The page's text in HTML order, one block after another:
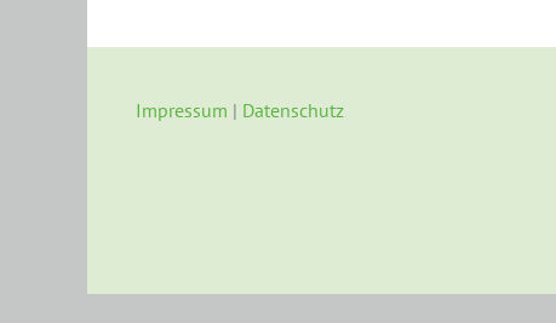
Impressum | Datenschutz